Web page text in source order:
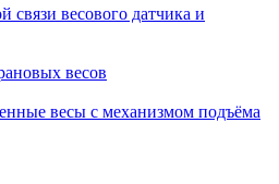
связи весового датчика и
весов
весы с механизмом подъёма